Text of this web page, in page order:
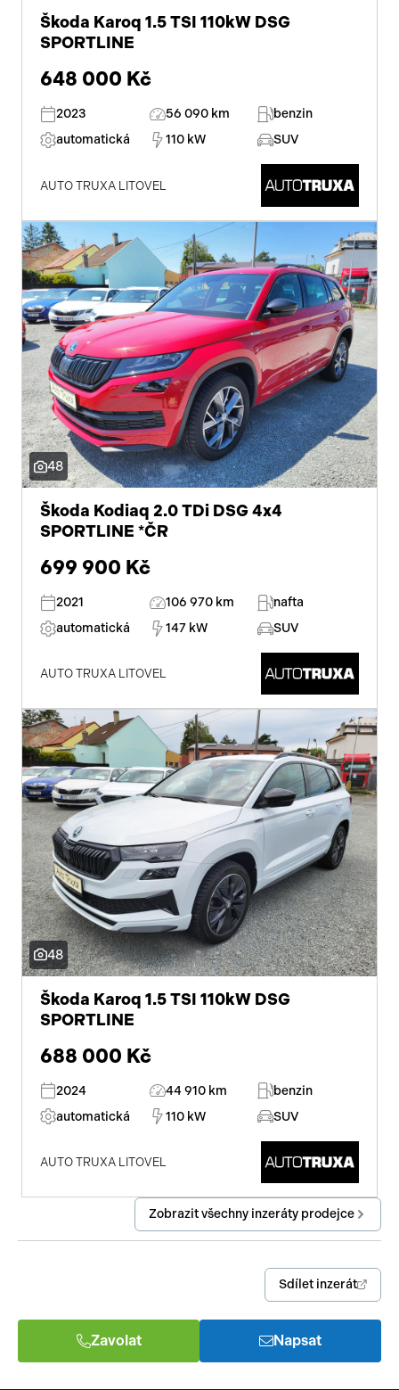
Škoda Karoq 1.5 TSI 110kW DSG
SPORTLINE
648 000 Kč
2023 56 090 km
benzin
automatická
110 kW SUV
AUTO TRUXA LITOVEL
48
Škoda Kodiaq 2.0 TDi DSG 4x4
SPORTLINE *ČR
699 900 Kč
2021 106 970 km
nafta
automatická
147 kW SUV
AUTO TRUXA LITOVEL
48
Škoda Karoq 1.5 TSI 110kW DSG
SPORTLINE
688 000 Kč
2024 44 910 km
benzin
automatická
110 kW SUV
AUTO TRUXA LITOVEL
Zobrazit všechny inzeráty prodejce
Sdílet inzerát
Zavolat Napsat